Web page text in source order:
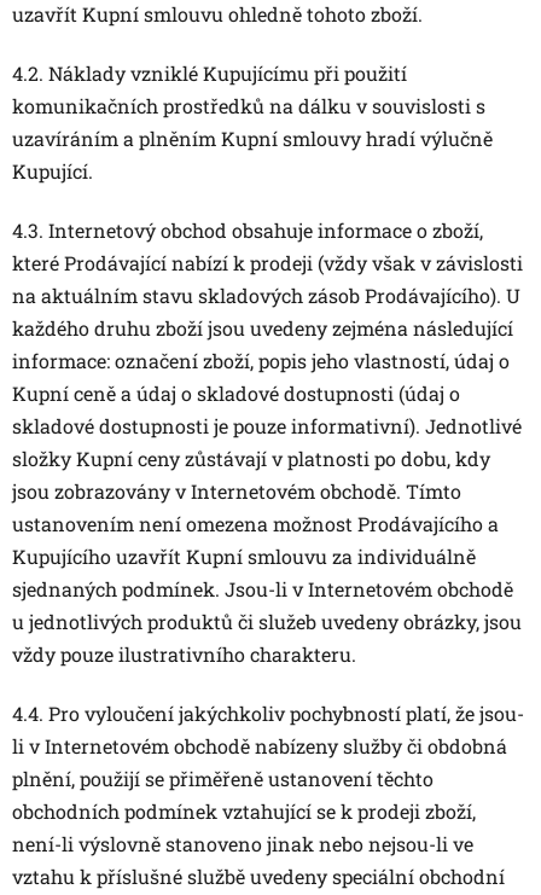
uzavřít Kupní smlouvu ohledně tohoto zboží.
4.2. Náklady vzniklé Kupujícímu při použití
komunikačních prostředků na dálku v souvislosti s
uzavíráním a plněním Kupní smlouvy hradí výlučně
Kupující.
4.3. Internetový obchod obsahuje informace o zboží,
které Prodávající nabízí k prodeji (vždy však v závislosti
na aktuálním stavu skladových zásob Prodávajícího). U
každého druhu zboží jsou uvedeny zejména následující
informace: označení zboží, popis jeho vlastností, údaj o
Kupní ceně a údaj o skladové dostupnosti (údaj o
skladové dostupnosti je pouze informativní). Jednotlivé
složky Kupní ceny zůstávají v platnosti po dobu, kdy
jsou zobrazovány v Internetovém obchodě. Tímto
ustanovením není omezena možnost Prodávajícího a
Kupujícího uzavřít Kupní smlouvu za individuálně
sjednaných podmínek. Jsou-li v Internetovém obchodě
u jednotlivých produktů či služeb uvedeny obrázky, jsou
vždy pouze ilustrativního charakteru.
4.4. Pro vyloučení jakýchkoliv pochybností platí, že jsou-
li v Internetovém obchodě nabízeny služby či obdobná
plnění, použijí se přiměřeně ustanovení těchto
obchodních podmínek vztahující se k prodeji zboží,
není-li výslovně stanoveno jinak nebo nejsou-li ve
vztahu k příslušné službě uvedeny speciální obchodní